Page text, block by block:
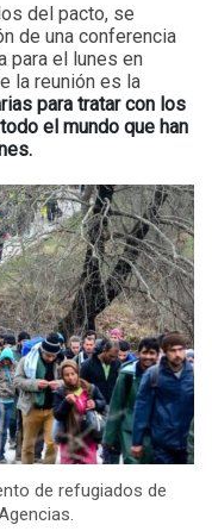
del pacto, se
de una conferencia
para el lunes en
la reunión es la
para tratar con los
el mundo que han
de refugiados de